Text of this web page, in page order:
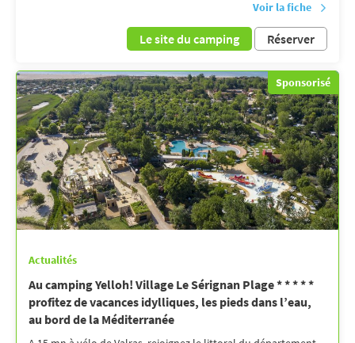
Voir la fiche
Le site du camping Réserver
Sponsorisé
Actualités
Au camping Yelloh! Village Le Sérignan Plage * * * * *
profitez de vacances idylliques, les pieds dans l’eau,
au bord de la Méditerranée